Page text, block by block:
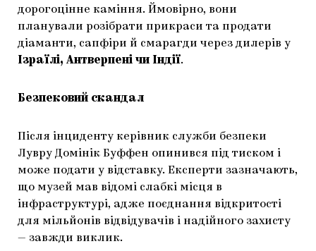
дорогоцінне каміння. Ймовірно, вони
планували розібрати прикраси та продати
діаманти, сапфіри й смарагди через дилерів у
Ізраїлі, Антверпені чи Індії.
Безпековий скандал
Після інциденту керівник служби безпеки
Лувру Домінік Буффен опинився під тиском і
може подати у відставку. Експерти зазначають,
що музей мав відомі слабкі місця в
інфраструктурі, адже поєднання відкритості
для мільйонів відвідувачів і надійного захисту
— завжди виклик.